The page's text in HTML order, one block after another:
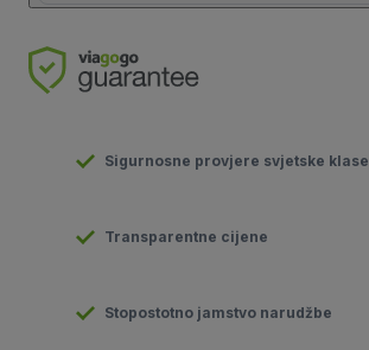
Sigurnosne provjere svjetske klase
Transparentne cijene
Stopostotno jamstvo narudžbe